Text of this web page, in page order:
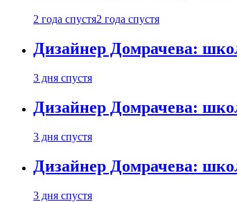
2 года спустя2 года спустя
Дизайнер Домрачева:
3 дня спустя
Дизайнер Домрачева:
3 дня спустя
Дизайнер Домрачева:
3 дня спустя